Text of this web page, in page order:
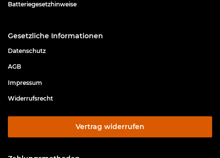
Batteriegesetzhinweise
Gesetzliche Informationen
Datenschutz
AGB
Impressum
Widerrufsrecht
Vertrag widerrufen